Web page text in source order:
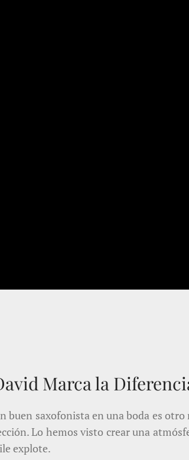
Marca la
buen saxofonista en una boda es
Lo hemos visto crear una
explote.